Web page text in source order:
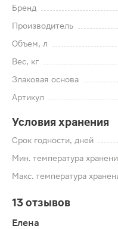
Бренд
Производитель
Объем, л
Вес, кг
Злаковая основа
Артикул
Условия хранения
Срок годности, дней
Мин. температура
Макс. температура
13 отзывов
Елена